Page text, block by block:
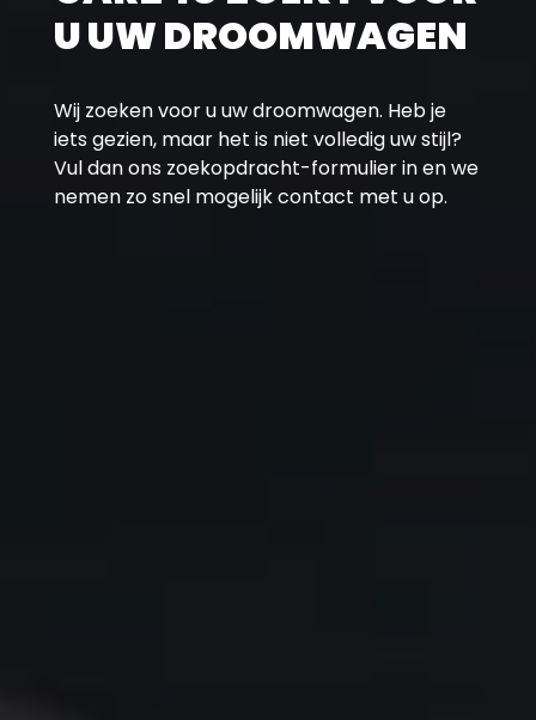
U UW DROOMWAGEN
Wij zoeken voor u uw droomwagen. Heb je
iets gezien, maar het is niet volledig uw stijl?
Vul dan ons zoekopdracht-formulier in en we
nemen zo snel mogelijk contact met u op.